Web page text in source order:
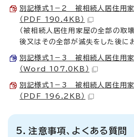
別記様式1－2 被相続人居住用家
（PDF 190.4KB）
（被相続人居住用家屋の全部の取
後又はその全部が滅失をした後に
別記様式1－3 被相続人居住用家
（Word 107.0KB）
別記様式1－3 被相続人居住用家
（PDF 196.2KB）
5．注意事項、よくある質問